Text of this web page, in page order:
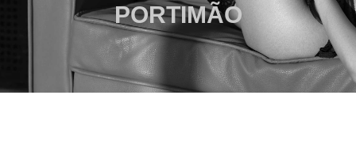
PORTIMÃO